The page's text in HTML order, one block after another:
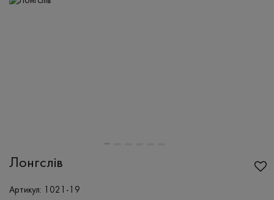
Лонгслів
Артикул: 1021-19